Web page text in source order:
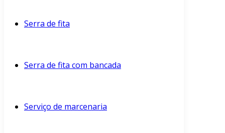
Serra de fita
Serra de fita com bancada
Serviço de marcenaria